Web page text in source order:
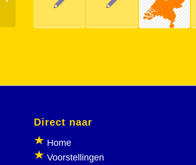
Direct naar
Home
Voorstellingen
seizoen Theater de Tuin